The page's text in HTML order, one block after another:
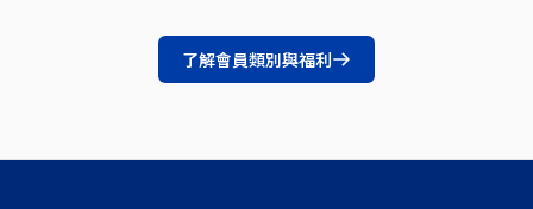
了解會員類別與福利